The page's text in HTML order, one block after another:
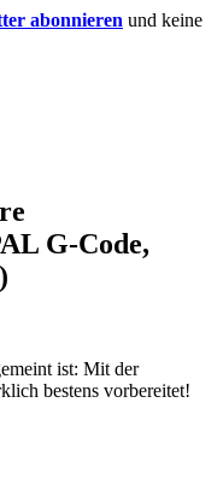
abonnieren und keine
G-Code,
ist: Mit der
bestens vorbereitet!